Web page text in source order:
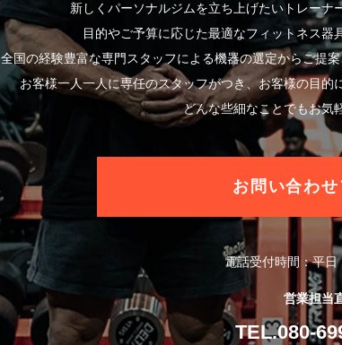
新しくパーソナルジムを立ち上げたいトレー
目的やご予算に応じた最適なフィットネス器
全国の経験豊富な専門スタッフによる機器の選定からご提
お客様一人一人に専任のスタッフがつき、お客様の目
どんな些細なことでもお気
お問い合わ
電話受付時間：平
営業担当
TEL.080-